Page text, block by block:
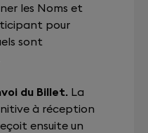
les Noms et
pour
sont
du Billet. La
à réception
ensuite un